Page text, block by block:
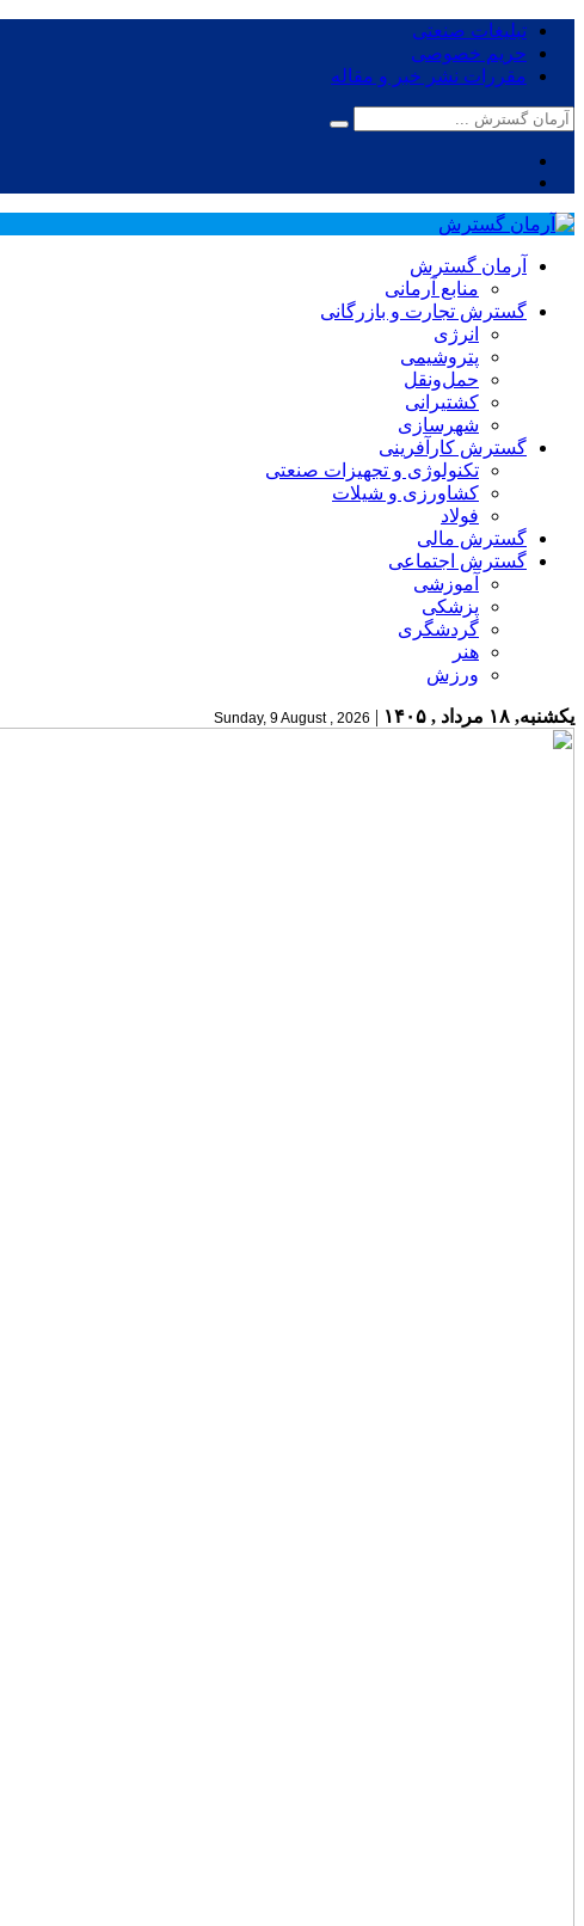
تبلیغات صنعتی
حریم خصوصی
مقررات نشر خبر و مقاله
آرمان گسترش
منابع آرمانی
گسترش تجارت و بازرگانی
انرژی
پتروشیمی
حمل‌و‌نقل
کشتیرانی
شهرسازی
گسترش کارآفرینی
تکنولوژی و تجهیزات صنعتی
کشاورزی و شیلات
فولاد
گسترش مالی
گسترش اجتماعی
آموزشی
پزشکی
گردشگری
هنر
ورزش
یکشنبه, ۱۸ مرداد , ۱۴۰۵ |
Sunday, 9 August , 2026